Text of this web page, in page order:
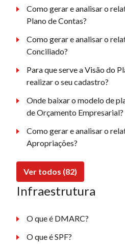
Como gerar e analisar o
Plano de Contas?
Como gerar e analisar o
Conciliado?
Para que serve a Visão do
realizar o seu cadastro?
Onde baixar o modelo de
de Orçamento Empresarial?
Como gerar e analisar o
Apropriações?
Ver todos (82)
Infraestrutura
O que é DMARC?
O que é SPF?